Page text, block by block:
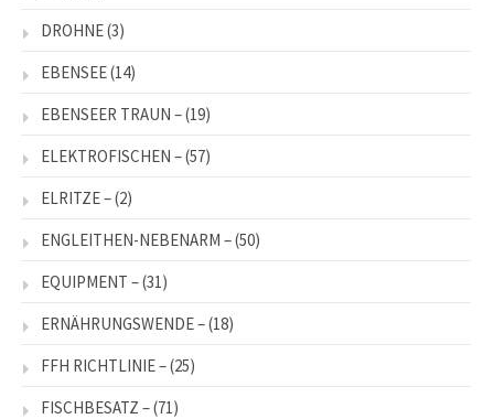
DROHNE(3)
EBENSEE(14)
EBENSEER TRAUN –(19)
ELEKTROFISCHEN –(57)
ELRITZE –(2)
ENGLEITHEN-NEBENARM –(50)
EQUIPMENT –(31)
ERNÄHRUNGSWENDE –(18)
FFH RICHTLINIE –(25)
FISCHBESATZ –(71)